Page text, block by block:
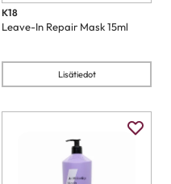
K18
Leave-In Repair Mask 15ml
Lisätiedot